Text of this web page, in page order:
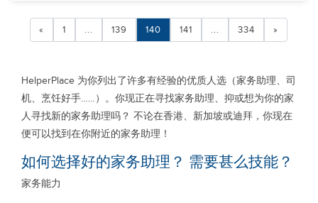
« 1 ... 139 140 141 ... 334 »
HelperPlace 为你列出了许多有经验的优质人选（家务助理、司
机、烹饪好手……）。你现正在寻找家务助理、抑或想为你的家
人寻找新的家务助理吗？ 不论在香港、新加坡或迪拜，你现在
便可以找到在你附近的家务助理！
如何选择好的家务助理？ 需要甚么技能？
家务能力